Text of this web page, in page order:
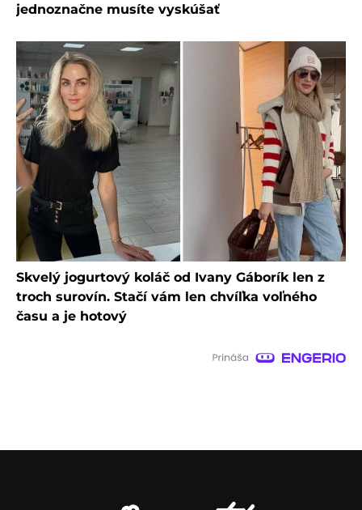
jednoznačne musíte vyskúšať
Skvelý jogurtový koláč od Ivany Gáborík len z
troch surovín. Stačí vám len chvíľka voľného
času a je hotový